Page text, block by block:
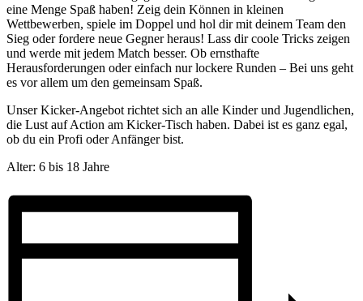
eine Menge Spaß haben! Zeig dein Können in kleinen
Wettbewerben, spiele im Doppel und hol dir mit deinem Team den
Sieg oder fordere neue Gegner heraus! Lass dir coole Tricks zeigen
und werde mit jedem Match besser. Ob ernsthafte
Herausforderungen oder einfach nur lockere Runden – Bei uns geht
es vor allem um den gemeinsam Spaß.
Unser Kicker-Angebot richtet sich an alle Kinder und Jugendlichen,
die Lust auf Action am Kicker-Tisch haben. Dabei ist es ganz egal,
ob du ein Profi oder Anfänger bist.
Alter: 6 bis 18 Jahre